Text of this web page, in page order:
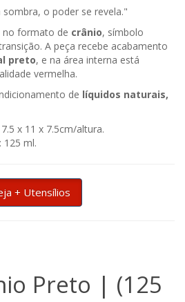
o poder se revela."
no formato de crânio, símbolo
A peça recebe acabamento
preto, e na área interna está
vermelha.
de líquidos naturais,
x 11 x 7.5cm/altura.
125 ml.
+ Utensílios
Preto | (125